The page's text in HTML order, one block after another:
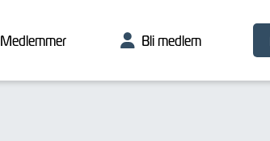
Medlemmer Bli medlem